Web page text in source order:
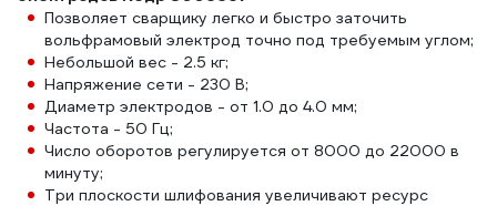
Позволяет сварщику легко и быстро заточить
вольфрамовый электрод точно под требуемым углом;
Небольшой вес - 2.5 кг;
Напряжение сети - 230 В;
Диаметр электродов - от 1.0 до 4.0 мм;
Частота - 50 Гц;
Число оборотов регулируется от 8000 до 22000 в
минуту;
Три плоскости шлифования увеличивают ресурс